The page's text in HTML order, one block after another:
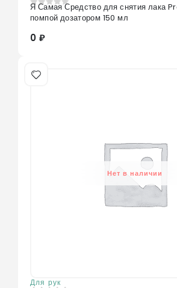
0из 5
Я Самая Средство для снятия лака
помпой дозатором 150 мл
0 ₽
Нет в наличии
Для рук